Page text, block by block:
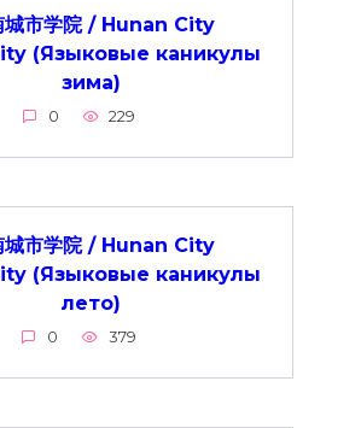
城市学院 / Hunan City
(Языковые каникулы
зима)
0 229
城市学院 / Hunan City
(Языковые каникулы
лето)
0 379